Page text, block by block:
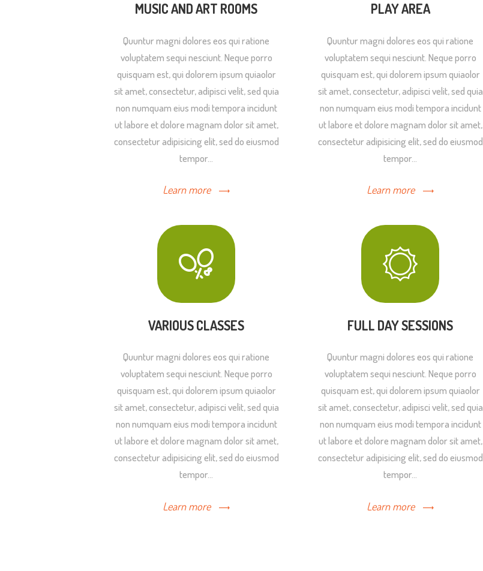
MUSIC AND ART ROOMS
Quuntur magni dolores eos qui ratione
voluptatem sequi nesciunt. Neque porro
quisquam est, qui dolorem ipsum quiaolor
sit amet, consectetur, adipisci velit, sed quia
non numquam eius modi tempora incidunt
ut labore et dolore magnam dolor sit amet,
consectetur adipisicing elit, sed do eiusmod
tempor…
Learn more
PLAY AREA
Quuntur magni dolores eos qui ratione
voluptatem sequi nesciunt. Neque porro
quisquam est, qui dolorem ipsum quiaolor
sit amet, consectetur, adipisci velit, sed quia
non numquam eius modi tempora incidunt
ut labore et dolore magnam dolor sit amet,
consectetur adipisicing elit, sed do eiusmod
tempor…
Learn more
VARIOUS CLASSES
Quuntur magni dolores eos qui ratione
voluptatem sequi nesciunt. Neque porro
quisquam est, qui dolorem ipsum quiaolor
sit amet, consectetur, adipisci velit, sed quia
non numquam eius modi tempora incidunt
ut labore et dolore magnam dolor sit amet,
consectetur adipisicing elit, sed do eiusmod
tempor…
Learn more
FULL DAY SESSIONS
Quuntur magni dolores eos qui ratione
voluptatem sequi nesciunt. Neque porro
quisquam est, qui dolorem ipsum quiaolor
sit amet, consectetur, adipisci velit, sed quia
non numquam eius modi tempora incidunt
ut labore et dolore magnam dolor sit amet,
consectetur adipisicing elit, sed do eiusmod
tempor…
Learn more